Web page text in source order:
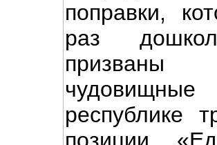
поправки,
раз
призваны
республике